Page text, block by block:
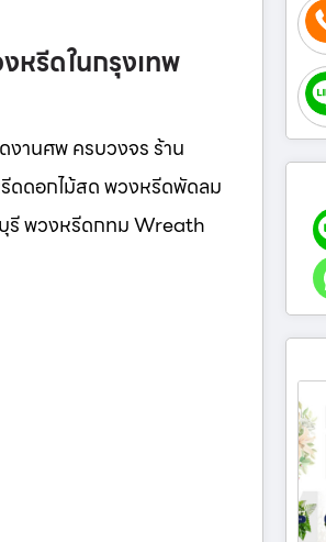
หรีดในกรุงเทพ
านศพ ครบวงจร ร้าน
ดดอกไม้สด พวงหรีดพัดลม
รี พวงหรีดกทม Wreath